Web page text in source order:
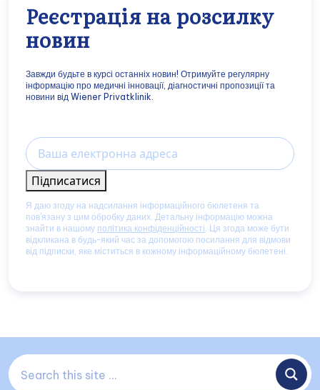
Реєстрація на розсилку
новин
Завжди будьте в курсі останніх новин! Отримуйте регулярну
інформацію про медичні інновації, діагностичні пропозиції та
новини від Wiener Privatklinik.
Email
Підписатися
Я даю згоду на надсилання інформаційного бюлетеня та
пов'язану з цим обробку даних. Детальну інформацію можна
знайти в нашому політика конфіденційності. Ця згода може бути
відкликана в будь-який час за допомогою посилання для відмови
від підписки, яке міститься в кожному інформаційному бюлетені.